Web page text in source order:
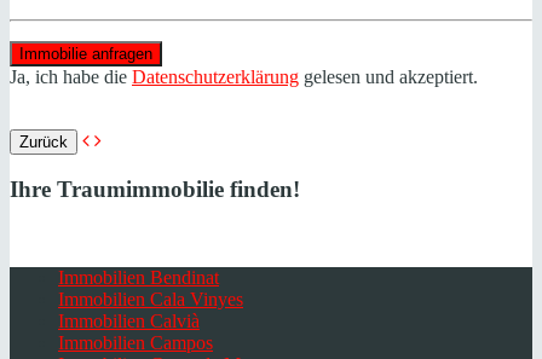
Ja, ich habe die Datenschutzerklärung gelesen und akzeptiert.
Zurück
Ihre Traumimmobilie finden!
Immobilien Bendinat
Immobilien Cala Vinyes
Immobilien Calvià
Immobilien Campos